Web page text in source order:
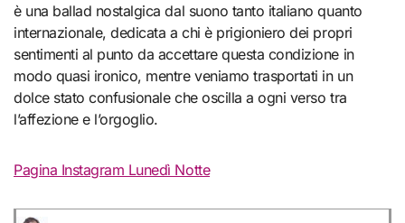
è una ballad nostalgica dal suono tanto italiano quanto
internazionale, dedicata a chi è prigioniero dei propri
sentimenti al punto da accettare questa condizione in
modo quasi ironico, mentre veniamo trasportati in un
dolce stato confusionale che oscilla a ogni verso tra
l’affezione e l’orgoglio.
Pagina Instagram Lunedì Notte